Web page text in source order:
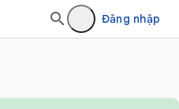
Đăng nhập